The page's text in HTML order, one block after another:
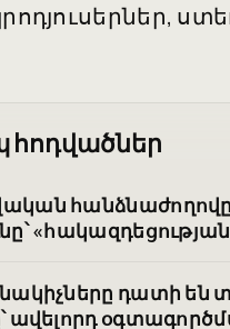
դատի
ավելորդ